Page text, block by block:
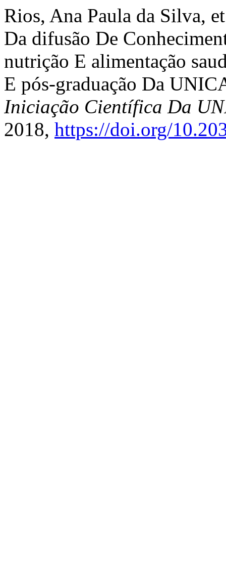
Rios, Ana Paula da Silva,
Da difusão De
nutrição E alimentação
E pós-graduação Da
Iniciação Científica Da
2018, https://doi.org/